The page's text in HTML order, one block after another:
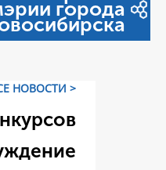
Итоги
на